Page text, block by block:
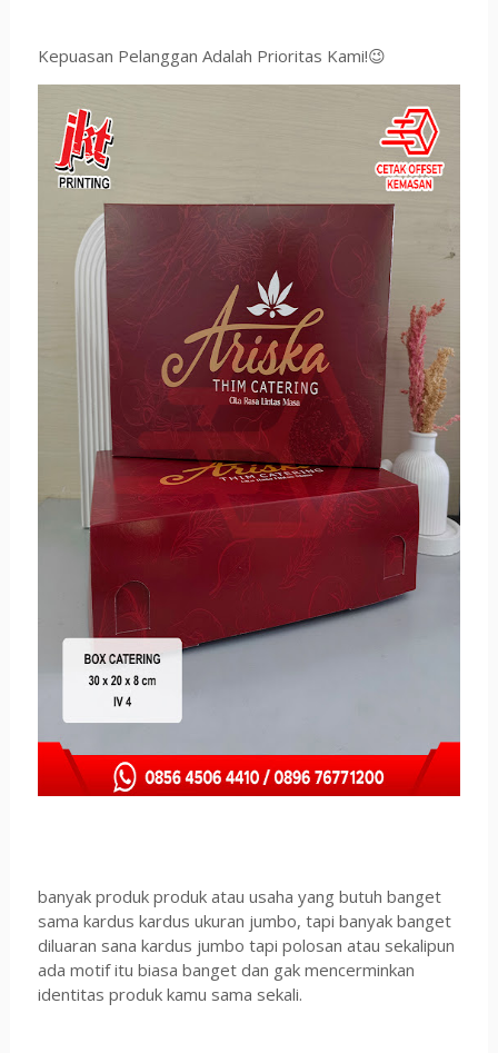
Kepuasan Pelanggan Adalah Prioritas Kami!😉
banyak produk produk atau usaha yang butuh banget
sama kardus kardus ukuran jumbo, tapi banyak banget
diluaran sana kardus jumbo tapi polosan atau sekalipun
ada motif itu biasa banget dan gak mencerminkan
identitas produk kamu sama sekali.